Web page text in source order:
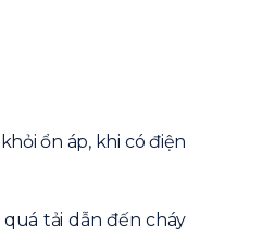
ổn áp, khi có điện
tải dẫn đến cháy